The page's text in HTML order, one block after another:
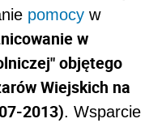
pomocy w
w
objętego
Wiejskich na
2013). Wsparcie